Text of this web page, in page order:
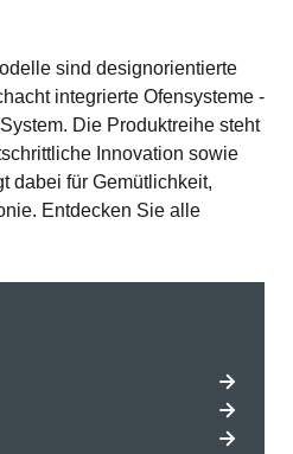
sind designorientierte
integrierte Ofensysteme -
Die Produktreihe steht
Innovation sowie
dabei für Gemütlichkeit,
Entdecken Sie alle